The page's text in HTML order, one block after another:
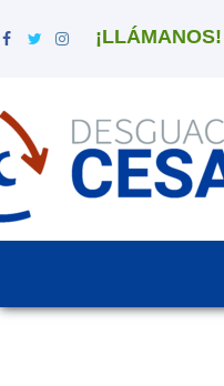
¡LLÁMANOS!